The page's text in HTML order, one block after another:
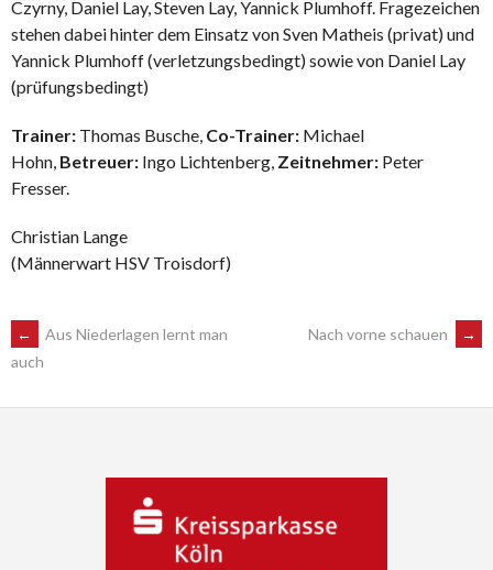
Czyrny, Daniel Lay, Steven Lay, Yannick Plumhoff. Fragezeichen
stehen dabei hinter dem Einsatz von Sven Matheis (privat) und
Yannick Plumhoff (verletzungsbedingt) sowie von Daniel Lay
(prüfungsbedingt)
Trainer: Thomas Busche, Co-Trainer: Michael
Hohn, Betreuer: Ingo Lichtenberg, Zeitnehmer: Peter
Fresser.
Christian Lange
(Männerwart HSV Troisdorf)
POST
NAVIGATION
←
Aus Niederlagen lernt man
auch
Nach vorne schauen →